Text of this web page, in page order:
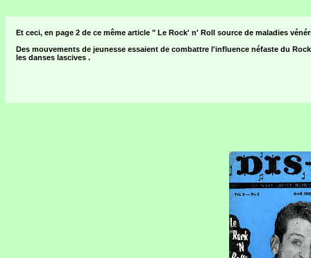
Et ceci, en page 2 de ce même article " Le Rock' n' Roll source de maladies
Des mouvements de jeunesse essaient de combattre l'influence néfaste du
les danses lascives .